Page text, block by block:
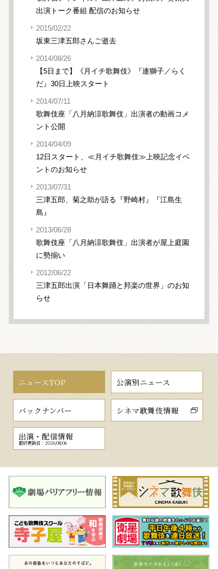
出演トーク番組 配信のお知らせ
2015/02/22
坂東三津五郎さんご逝去
2014/08/26
【5日まで】《月イチ歌舞伎》『連獅子／らく
だ』30日上映スタート
2014/07/11
歌舞伎座「八月納涼歌舞伎」出演者の動画コメ
ント公開
2014/04/09
12日スタート、≪月イチ歌舞伎≫上映記念イベ
ントのお知らせ
2013/07/31
三津五郎、菊之助が語る『野崎村』『江島生
島』
2013/06/28
歌舞伎座「八月納涼歌舞伎」出演者が屋上庭園
に勢揃い
2012/06/22
三津五郎出演「日本舞踊と邦楽の世界」のお知
らせ
ニュースTOP 公演別ニュース
バックナンバー シネマ歌舞伎情報
出演・配信情報
最終更新日：2026/08/06